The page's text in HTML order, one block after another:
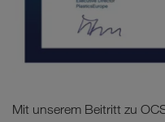
Mit unserem Beitritt zu